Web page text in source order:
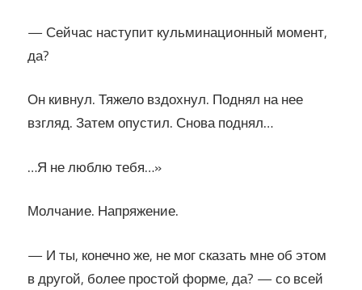
— Сейчас наступит кульминационный момент,
да?
Он кивнул. Тяжело вздохнул. Поднял на нее
взгляд. Затем опустил. Снова поднял…
…Я не люблю тебя…»
Молчание. Напряжение.
— И ты, конечно же, не мог сказать мне об этом
в другой, более простой форме, да? — со всей